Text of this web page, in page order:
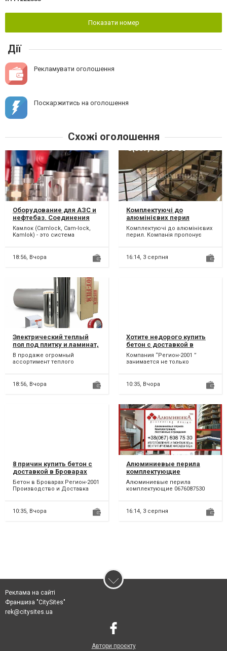
Показати номер
Дії
Рекламувати оголошення
Поскаржитись на оголошення
Схожі оголошення
Оборудование для АЗС и
нефтебаз. Соединения
CAMLOCK
Камлок (Camlock, Cam-lock,
Kamlok) - это система
соединений кулачкового
типа, позвол...
18:56, Вчора
Комплектуючі до
алюмінієвих перил
Комплектуючі до алюмінієвих
перил. Компанія пропонує
сфері будівельного бізн...
16:14, 3 серпня
Электрический теплый
пол под плитку и ламинат,
маты, кабели
В продаже огромный
ассортимент теплого
монтажа под плитку и
ламинат: - кабе...
18:56, Вчора
Хотите недорого купить
бетон с доставкой в
Броварах? 2020
Компания “Регион-2001 ”
занимается не только
бетона, но и его доставкой
по...
10:35, Вчора
8 причин купить бетон с
доставкой в Броварах
Бетон в Броварах Регион-2001
Производство и Доставка
Броварской и
Бориспольски...
10:35, Вчора
Алюминиевые перила
комплектующие
Алюминиевые перила
комплектующие 0676087530
16:14, 3 серпня
Реклама на сайті
Франшиза "CitySites"
rek@citysites.ua
Автори проєкту